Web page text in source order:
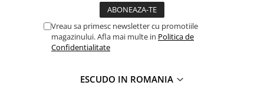
Vreau sa primesc newsletter cu promotiile
magazinului. Afla mai multe in Politica de
Confidentialitate
ESCUDO IN ROMANIA